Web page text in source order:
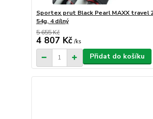
Sportex prut Black Pearl MAXX travel
54g, 4 dílný
5 655 Kč
4 807 Kč /ks
Přidat do košíku